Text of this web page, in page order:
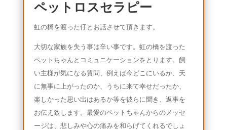
ペットロスセラピー
虹の橋を渡った仔とお話させて頂きます。
大切な家族を失う事は辛い事です。虹の橋を渡った
ペットちゃんとコミュニケーションをとります。飼
い主様が気になる質問、例えば今どこにいるか、天
に無事に上がったのか、うちに来て幸せだったか、
楽しかった思い出はあるか等を彼らに聞き、返事を
お伝え致します。最愛のペットちゃんからのメッセ
ージは、悲しみや心の痛みを和らげてくれるでしょ